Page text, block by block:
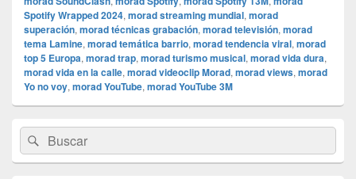
Spotify Wrapped 2024, morad streaming mundial, morad
superación, morad técnicas grabación, morad televisión, morad
tema Lamine, morad temática barrio, morad tendencia viral, morad
top 5 Europa, morad trap, morad turismo musical, morad vida dura,
morad vida en la calle, morad videocli‏p Morad, morad views, morad
Yo no voy, morad YouTube, morad YouTube 3M
área
de
widget
Buscar
por:
Buscar